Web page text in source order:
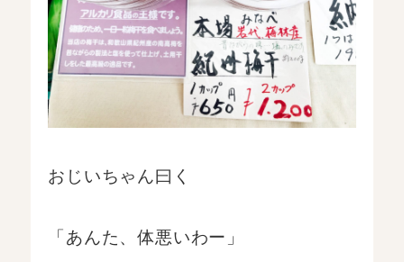
おじいちゃん曰く
「あんた、体悪いわー」